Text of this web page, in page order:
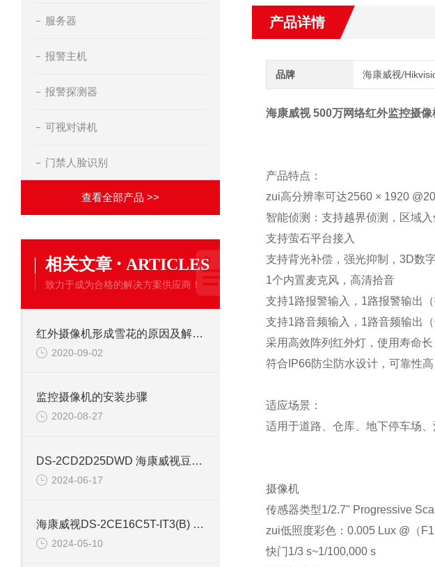
服务器
报警主机
报警探测器
可视对讲机
门禁人脸识别
查看全部产品 >>
相关文章 · ARTICLES
致力于成为合格的解决方案供应商！
红外摄像机形成雪花的原因及解决办法
2020-09-02
监控摄像机的安装步骤
2020-08-27
DS-2CD2D25DWD 海康威视豆干型小孔摄像机
2024-06-17
海康威视DS-2CE16C5T-IT3(B) 130万红外防水同轴摄像机
2024-05-10
产品详情
品牌 海康威视/
海康威视 500万网络红外监控摄像
产品特点：
zui高分辨率可达2560 × 1920
智能侦测：支持越界侦测，区域入
支持萤石平台接入
支持背光补偿，强光抑制，3D数
1个内置麦克风，高清拾音
支持1路报警输入，1路报警输出
支持1路音频输入，1路音频输出（
采用高效阵列红外灯，使用寿命
符合IP66防尘防水设计，可靠性高
适应场景：
适用于道路、仓库、地下停车场
摄像机
传感器类型1/2.7" Progressive
zui低照度彩色：0.005 Lux @（
快门1/3 s~1/100,000 s